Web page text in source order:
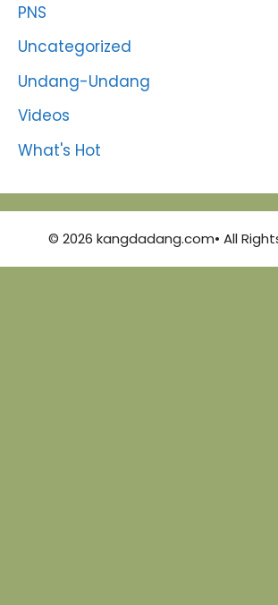
PNS
Uncategorized
Undang-Undang
Videos
What's Hot
© 2026 kangdadang.com• All